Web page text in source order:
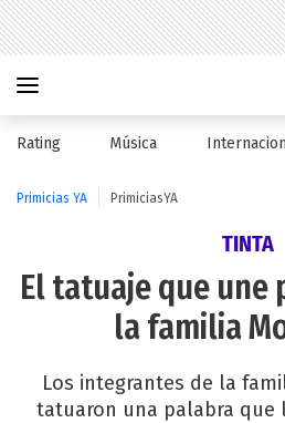
Rating Música
Primicias YA PrimiciasYA
TINTA
El tatuaje que une
la familia
Los integrantes de la
tatuaron una palabra que